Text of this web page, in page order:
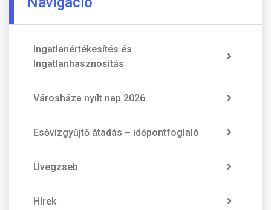
Ingatlanértékesítés és
Ingatlanhasznosítás
Városháza nyílt nap 2026
Esővízgyűjtő átadás – időpontfoglaló
Üvegzseb
Hírek